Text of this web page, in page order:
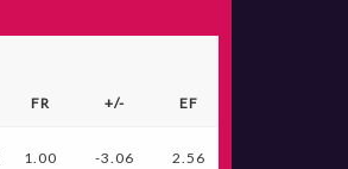
FR +/- EF
1.00 -3.06 2.56